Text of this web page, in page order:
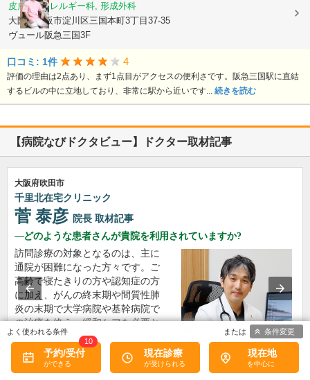
皮膚科, アレルギー科, 形成外科
大阪府大阪市淀川区三国本町3丁目37-35
ヴュール阪急三国3F
口コミ: 1件 4
評価の理由は2点あり、まず1点目がアクセスの便利さです。阪急三国駅に直結
するビルの中に立地しており、非常に駅から近いです... 続きを読む
【病院なびドクタビュー】ドクター取材記事
大阪府吹田市
千里北在宅クリニック
菅 泰彦 院長 取材記事
どのような患者さんが貴院を利用されていますか?
訪問診療の対象となるのは、主に
通院が困難になった方々です。ご
高齢で寝たきりの方や認知症の方
に加え、がんの終末期や間質性肺
炎の末期で大学病院や基幹病院で
の治療を終え、緩和ケアを必要と
される患者さんも多く…
>>記事全文を読む
予約/受付
10
現在診療 現在地
条件変更